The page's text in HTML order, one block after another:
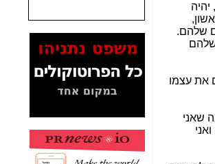
יהיה
שלהם.
הממקם את עצמו
שאני
המסמכים בנושא בזק-
Yes (תיק 4000)
מוכיחים "תפירת תיק"
לאיש הלא נכון! -כאן
עובדות ומסמכים
האם ביבי כשר
תקשורת עזר לקב'
בזק? -כאן